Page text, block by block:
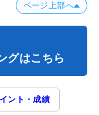
ページ上部へ
グはこちら
ント・成績